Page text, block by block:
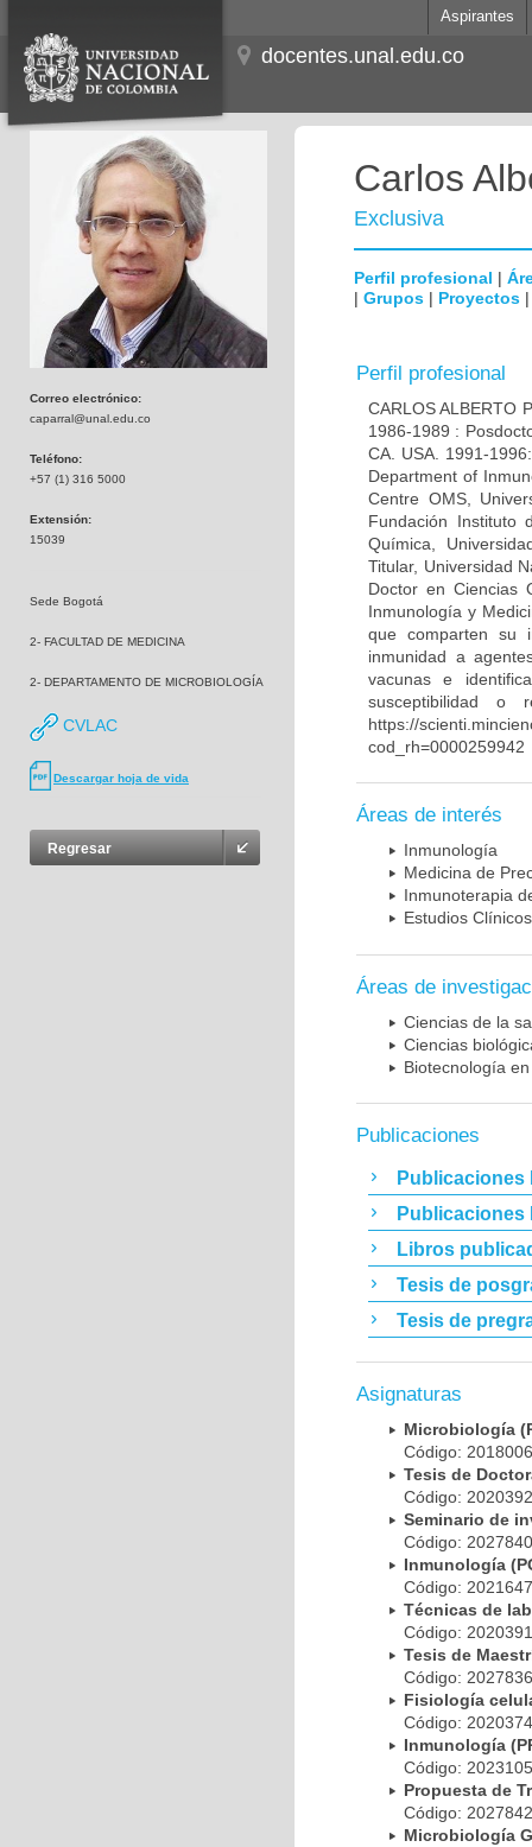
Aspirantes
docentes.unal.edu.co
Correo electrónico:
caparral@unal.edu.co
Teléfono:
+57 (1) 316 5000
Extensión:
15039
Sede Bogotá
2- FACULTAD DE MEDICINA
2- DEPARTAMENTO DE MICROBIOLOGÍA
CVLAC
Descargar hoja de vida
Regresar
Carlos
Exclusiva
Perfil profesional |
| Grupos | Proyectos
Perfil profesional
CARLOS ALBERTO
1986-1989 :
CA. USA. 1991-
Department of
Centre OMS,
Fundación Instituto
Química,
Titular, Universidad
Doctor en Ciencias
Inmunología y
que comparten su
inmunidad a
vacunas e
susceptibilidad o
https://
cod_rh=0000259942
Áreas de interés
Inmunología
Medicina de
Inmunoterapia
Estudios Clínicos
Áreas de
Ciencias de la
Ciencias
Biotecnología
Publicaciones
Publicaciones
Publicaciones
Libros
Tesis de
Tesis de
Asignaturas
Microbiología
Código:
Tesis de
Código:
Seminario de
Código:
Inmunología
Código:
Técnicas de
Código:
Tesis de
Código:
Fisiología
Código:
Inmunología
Código:
Propuesta de
Código:
Microbiología